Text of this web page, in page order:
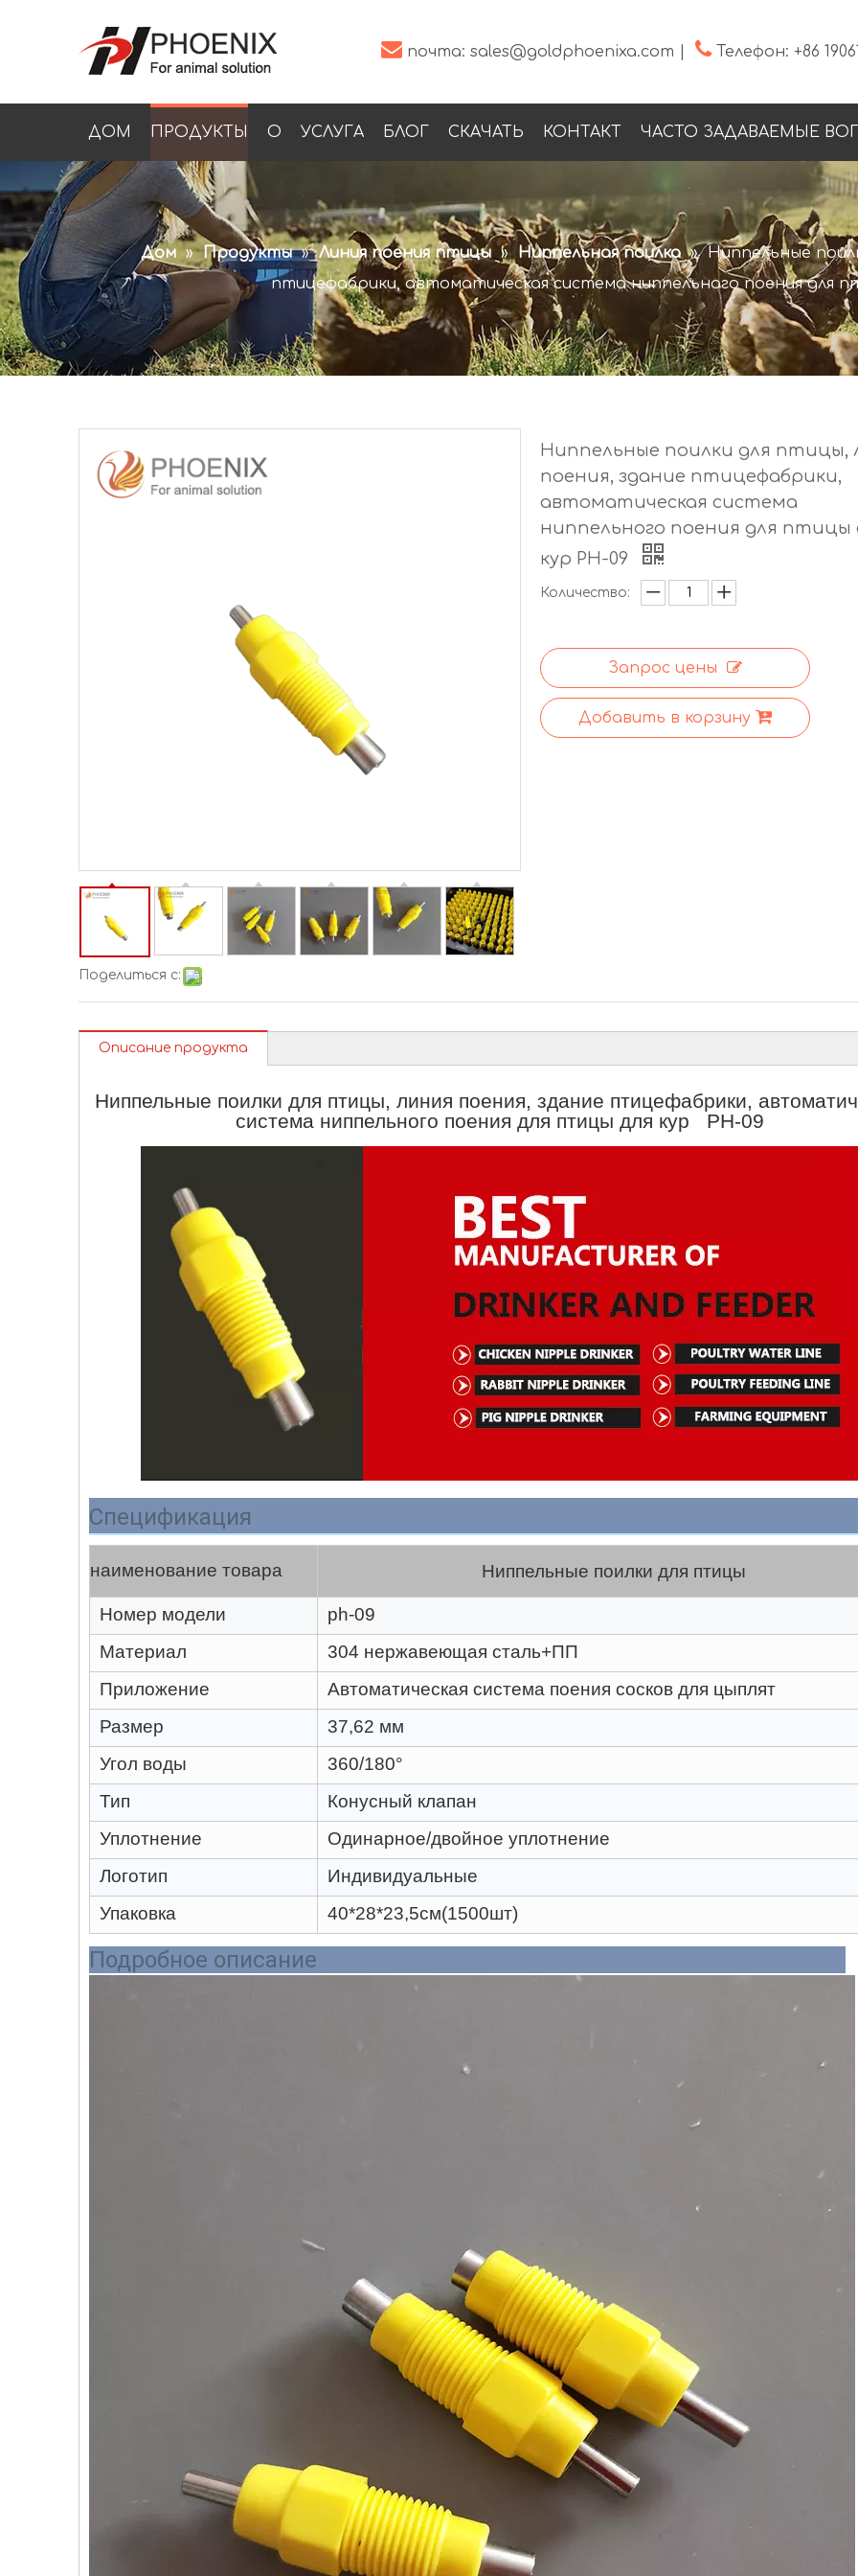
почта: sales@goldphoenixa.com  Телефон: +86
ДОМ ПРОДУКТЫ О УСЛУГА БЛОГ СКАЧАТЬ КОНТАКТ ЧАСТО ЗАДАВАЕМЫЕ
Дом » Продукты » Линия поения птицы » Ниппельная поилка » Ниппельные
птицефабрики, автоматическая система ниппельного поения для
Поделиться с:
Ниппельные поилки для птицы,
поения, здание птицефабрики,
автоматическая система
ниппельного поения для птицы
кур PH-09
Количество:
Запрос цены
Добавить в корзину
Описание продукта
Ниппельные поилки для птицы, линия поения, здание птицефабрики,
система ниппельного поения для птицы для кур PH-09
Спецификация
наименование товара Ниппельные поилки для птицы
Номер модели
ph-09
Материал
304 нержавеющая сталь+ПП
Приложение
Автоматическая система поения сосков для цыплят
Размер
37,62 мм
Угол воды
360/180°
Тип
Конусный клапан
Уплотнение
Одинарное/двойное уплотнение
Логотип
Индивидуальные
Упаковка
40*28*23,5см(1500шт)
Подробное описание